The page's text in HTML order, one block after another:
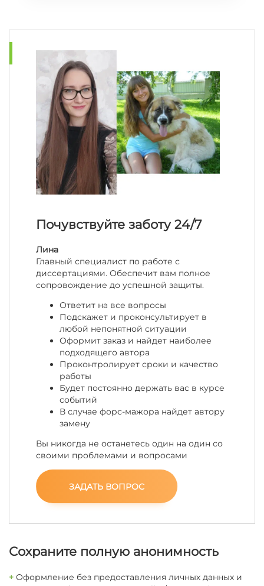
Почувствуйте заботу 24/7
Лина
Главный специалист по работе с
диссертациями. Обеспечит вам полное
сопровождение до успешной защиты.
Ответит на все вопросы
Подскажет и проконсультирует в
любой непонятной ситуации
Оформит заказ и найдет наиболее
подходящего автора
Проконтролирует сроки и качество
работы
Будет постоянно держать вас в курсе
событий
В случае форс-мажора найдет автору
замену
Вы никогда не останетесь один на один со
своими проблемами и вопросами
ЗАДАТЬ ВОПРОС
Сохраните полную анонимность
+ Оформление без предоставления личных данных и